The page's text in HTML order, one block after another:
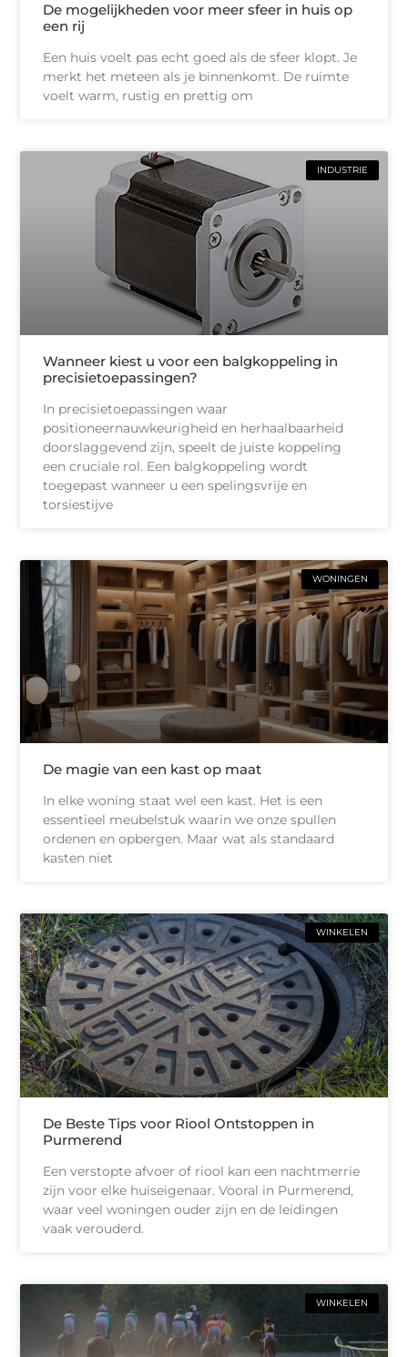
De mogelijkheden voor meer sfeer in huis op
een rij
Een huis voelt pas echt goed als de sfeer klopt. Je
merkt het meteen als je binnenkomt. De ruimte
voelt warm, rustig en prettig om
INDUSTRIE
Wanneer kiest u voor een balgkoppeling in
precisietoepassingen?
In precisietoepassingen waar
positioneernauwkeurigheid en herhaalbaarheid
doorslaggevend zijn, speelt de juiste koppeling
een cruciale rol. Een balgkoppeling wordt
toegepast wanneer u een spelingsvrije en
torsiestijve
WONINGEN
De magie van een kast op maat
In elke woning staat wel een kast. Het is een
essentieel meubelstuk waarin we onze spullen
ordenen en opbergen. Maar wat als standaard
kasten niet
WINKELEN
De Beste Tips voor Riool Ontstoppen in
Purmerend
Een verstopte afvoer of riool kan een nachtmerrie
zijn voor elke huiseigenaar. Vooral in Purmerend,
waar veel woningen ouder zijn en de leidingen
vaak verouderd.
WINKELEN